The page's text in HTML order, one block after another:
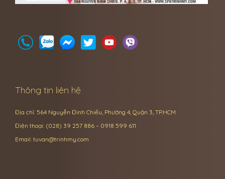
Thông tin liên hệ
Địa chỉ: 564 Nguyễn Đình Chiểu, Phường 4, Quận 3, TP.HCM
Điện thoại: (028) 39 257 886 – 0918 599 611
Email: tuvan@trinhmy.com